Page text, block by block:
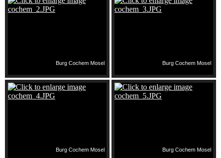
Burg Cochem Mosel Burg Cochem Mosel
Burg Cochem Mosel Burg Cochem Mosel